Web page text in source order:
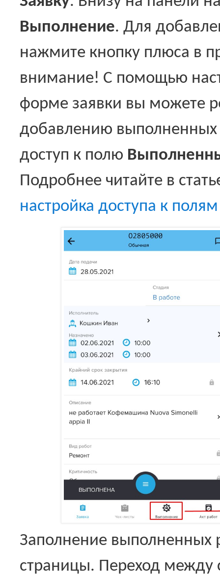
Выполнение. Для
нажмите кнопку плюса в
внимание! С помощью
форме заявки вы можете
добавлению выполненных
доступ к полю
Подробнее читайте в
настройка доступа к
Заполнение выполненных
страницы. Переход